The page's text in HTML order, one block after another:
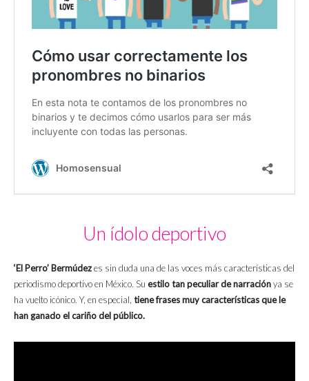
Un ídolo deportivo
‘El Perro’ Bermúdezes sin duda una de las voces más características del
periodismo deportivo en México. Su estilo tan peculiar de narraciónya se
ha vuelto icónico. Y, en especial, tiene frases muy características que le
han ganado el cariño del público.